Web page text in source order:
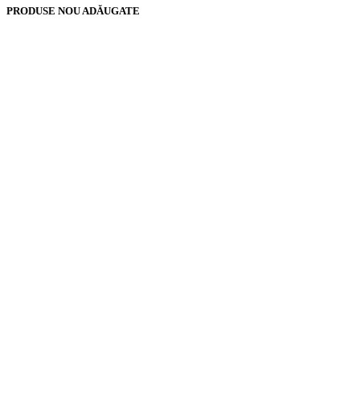
PRODUSE NOU ADĂUGATE